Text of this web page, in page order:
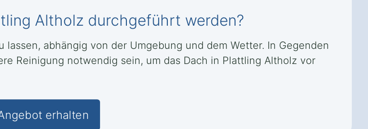
Altholz durchgeführt werden?
abhängig von der Umgebung und dem Wetter. In Gegenden
Reinigung notwendig sein, um das Dach in Plattling Altholz vor
erhalten